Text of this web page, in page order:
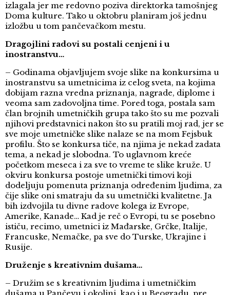
izlagala jer me redovno poziva direktorka tamošnjeg
Doma kulture. Tako u oktobru planiram još jednu
izložbu u tom pančevačkom mestu.
Dragojlini radovi su postali cenjeni i u
inostranstvu…
– Godinama objavljujem svoje slike na konkursima u
inostranstvu sa umetnicima iz celog sveta, na kojima
dobijam razna vredna priznanja, nagrade, diplome i
veoma sam zadovoljna time. Pored toga, postala sam
član brojnih umetničkih grupa tako što su me pozvali
njihovi predstavnici nakon što su pratili moj rad, jer se
sve moje umetničke slike nalaze se na mom Fejsbuk
profilu. Što se konkursa tiče, na njima je nekad zadata
tema, a nekad je slobodna. To uglavnom kreće
početkom meseca i za sve to vreme te slike kruže. U
okviru konkursa postoje umetnički timovi koji
dodeljuju pomenuta priznanja određenim ljudima, za
čije slike oni smatraju da su umetnički kvalitetne. Ja
bih izdvojila tu divne radove kolega iz Evrope,
Amerike, Kanade… Kad je reč o Evropi, tu se posebno
ističu, recimo, umetnici iz Mađarske, Grčke, Italije,
Francuske, Nemačke, pa sve do Turske, Ukrajine i
Rusije.
Druženje s kreativnim dušama…
– Družim se s kreativnim ljudima i umetničkim
dušama u Pančevu i okolini, kao i u Beogradu, pre